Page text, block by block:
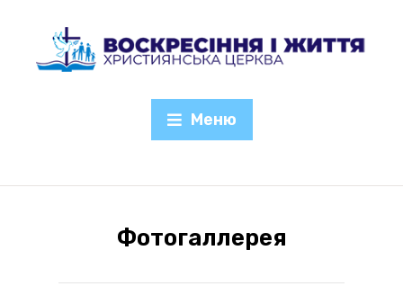
Меню
Фотогаллерея